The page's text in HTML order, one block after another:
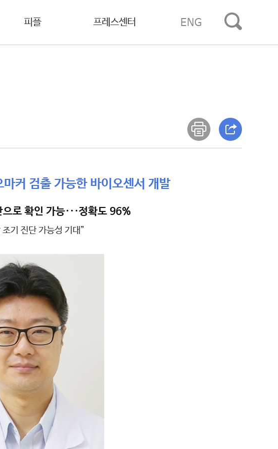
피플 프레스센터 ENG
커 검출 가능한 바이오센서 개발
로 확인 가능···정확도 96%
기 진단 가능성 기대”